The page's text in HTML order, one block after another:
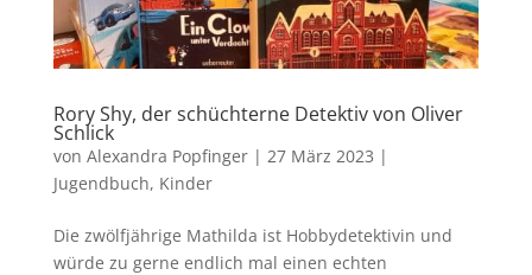
Rory Shy, der schüchterne Detektiv von Oliver
Schlick
von Alexandra Popfinger| 27 März 2023 |
Jugendbuch, Kinder
Die zwölfjährige Mathilda ist Hobbydetektivin und
würde zu gerne endlich mal einen echten